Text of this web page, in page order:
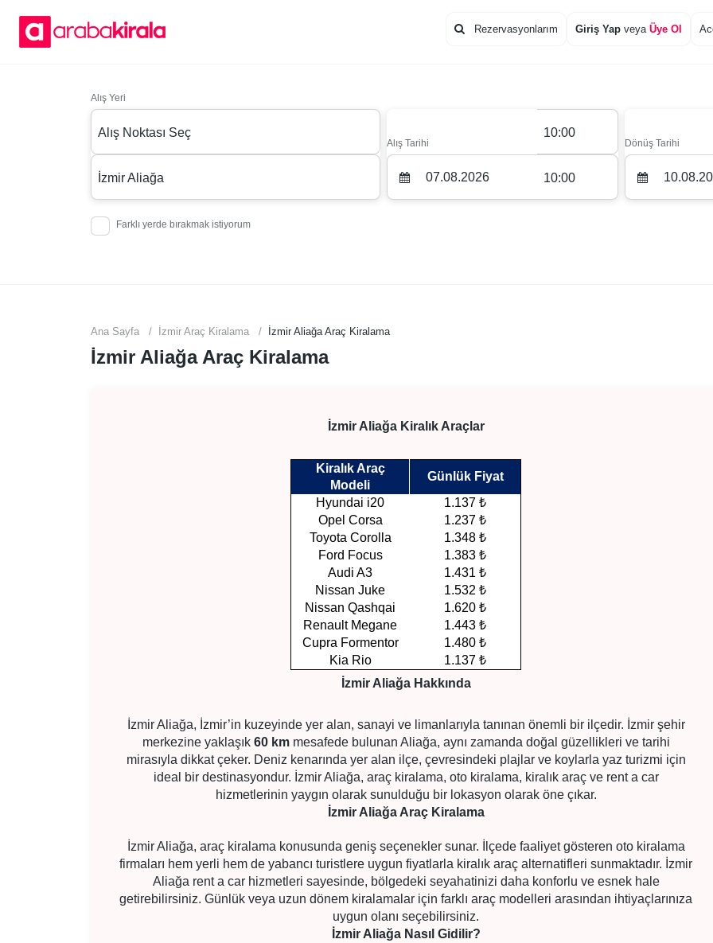
Rezervasyonlarım Giriş Yap veya Üye Ol
Alış Yeri
Alış Noktası Seç
İzmir Aliağa
Farklı yerde bırakmak istiyorum
Alış Tarihi
10:00
10:00
Dönüş Tarihi
Ana Sayfa İzmir Araç Kiralama İzmir Aliağa Araç Kiralama
İzmir Aliağa Araç Kiralama
İzmir Aliağa Kiralık Araçlar
Kiralık Araç
Modeli
Günlük Fiyat
Hyundai i20
1.137 ₺
Opel Corsa
1.237 ₺
Toyota Corolla
1.348 ₺
Ford Focus
1.383 ₺
Audi A3
1.431 ₺
Nissan Juke
1.532 ₺
Nissan Qashqai
1.620 ₺
Renault Megane
1.443 ₺
Cupra Formentor
1.480 ₺
Kia Rio
1.137 ₺
İzmir Aliağa Hakkında
İzmir Aliağa, İzmir’in kuzeyinde yer alan, sanayi ve limanlarıyla tanınan önemli bir ilçedir. İzmir şehir
merkezine yaklaşık 60 kmmesafede bulunan Aliağa, aynı zamanda doğal güzellikleri ve tarihi
mirasıyla dikkat çeker. Deniz kenarında yer alan ilçe, çevresindeki plajlar ve koylarla yaz turizmi için
ideal bir destinasyondur. İzmir Aliağa, araç kiralama, oto kiralama, kiralık araç ve rent a car
hizmetlerinin yaygın olarak sunulduğu bir lokasyon olarak öne çıkar.
İzmir Aliağa Araç Kiralama
İzmir Aliağa, araç kiralama konusunda geniş seçenekler sunar. İlçede faaliyet gösteren oto kiralama
firmaları hem yerli hem de yabancı turistlere uygun fiyatlarla kiralık araç alternatifleri sunmaktadır. İzmir
Aliağa rent a car hizmetleri sayesinde, bölgedeki seyahatinizi daha konforlu ve esnek hale
getirebilirsiniz. Günlük veya uzun dönem kiralamalar için farklı araç modelleri arasından ihtiyaçlarınıza
uygun olanı seçebilirsiniz.
İzmir Aliağa Nasıl Gidilir?